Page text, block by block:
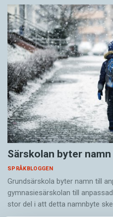
Särskolan byter namn
SPRÅKBLOGGEN
Grundsärskola byter namn till
gymnasiesärskolan till
stor del i att detta namnbyte